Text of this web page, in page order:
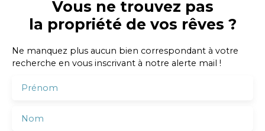
Vous ne trouvez pas
la propriété de vos rêves ?
Ne manquez plus aucun bien correspondant à votre
recherche en vous inscrivant à notre alerte mail !
Prénom
Nom